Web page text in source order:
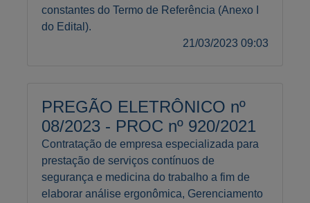
constantes do Termo de Referência (Anexo I
do Edital).
21/03/2023 09:03
PREGÃO ELETRÔNICO nº
08/2023 - PROC nº 920/2021
Contratação de empresa especializada para
prestação de serviços contínuos de
segurança e medicina do trabalho a fim de
elaborar análise ergonômica, Gerenciamento